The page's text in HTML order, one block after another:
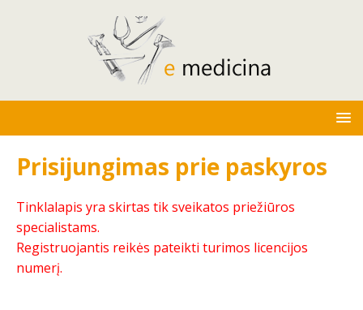
Prisijungimas prie paskyros
Tinklalapis yra skirtas tik sveikatos priežiūros
specialistams.
Registruojantis reikės pateikti turimos licencijos
numerį.